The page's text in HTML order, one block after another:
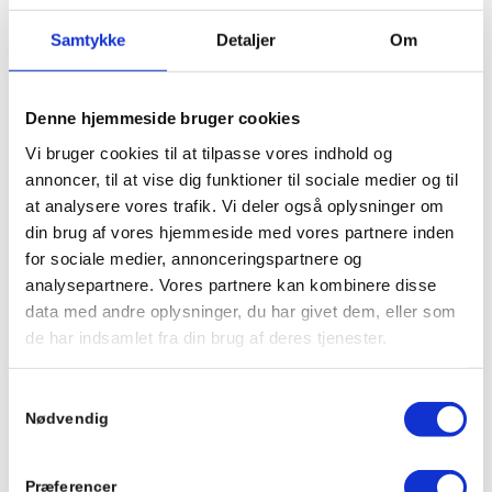
Samtykke Detaljer Om
Denne hjemmeside bruger cookies
Vi bruger cookies til at tilpasse vores indhold og
annoncer, til at vise dig funktioner til sociale medier og til
at analysere vores trafik. Vi deler også oplysninger om
din brug af vores hjemmeside med vores partnere inden
for sociale medier, annonceringspartnere og
analysepartnere. Vores partnere kan kombinere disse
data med andre oplysninger, du har givet dem, eller som
de har indsamlet fra din brug af deres tjenester.
Nødvendig
Præferencer
mange forskellige formål, da der er tale om et både fint og
æstetisk materiale. Du kan bruge stenmel som belægning på
stier, som underlag til granitbelægninger og som et godt
Ved at bruge stenmel som alternativ til fugesand, opnår du
dels er stenmelet ukrudtsfrit, hvilket gør det tæt på
vedligeholdelsesfrit.
Hvordan lægger man stenmel?
Hvordan, du lægger stenmel, afhænger af formålet. Skal det
bruges som egentlig belægning på en sti? Som belægning på
Som egentlig belægning, skal der bundsikres og stabiliseres
granitskærver er der tale om mere æstetisk brug, og der vil et